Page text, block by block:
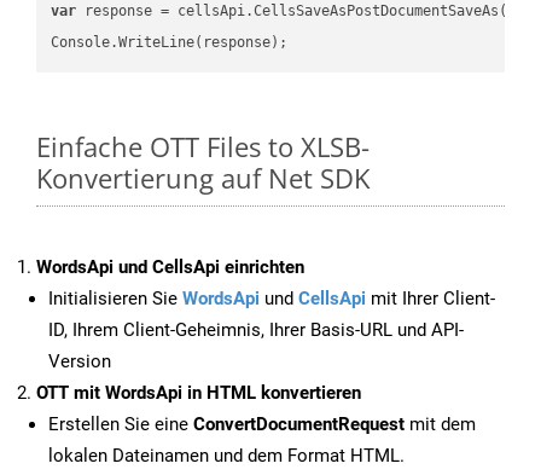
var response =
Einfache OTT Files to XLSB-
Konvertierung auf Net SDK
WordsApi und CellsApi einrichten
Initialisieren Sie WordsApi und CellsApi mit Ihrer Client-
ID, Ihrem Client-Geheimnis, Ihrer Basis-URL und API-
Version
OTT mit WordsApi in HTML konvertieren
Erstellen Sie eine ConvertDocumentRequest mit dem
lokalen Dateinamen und dem Format HTML.